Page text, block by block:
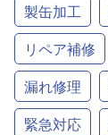
製缶加工
リペア補修
漏れ修理
緊急対応